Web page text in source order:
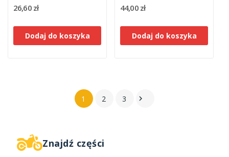
W magazynie 17
Znajdź części
26,60 zł
Dodaj do koszyka
44,00 zł
Dodaj do koszyka
1 2 3 